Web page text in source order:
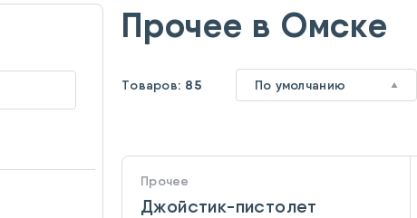
Прочее в Омске
Товаров: 85 По умолчанию
Прочее
Джойстик-пистолет